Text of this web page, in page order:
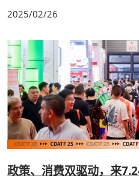
2025/02/26
政策、消费双驱动，来